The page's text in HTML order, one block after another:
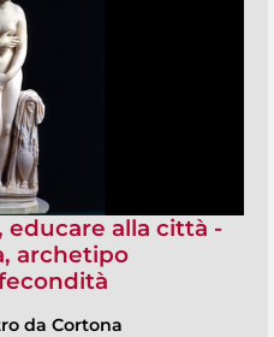
educare alla città -
archetipo
da Cortona